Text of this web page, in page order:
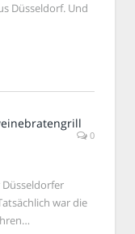
Düsseldorf. Und
0
war die